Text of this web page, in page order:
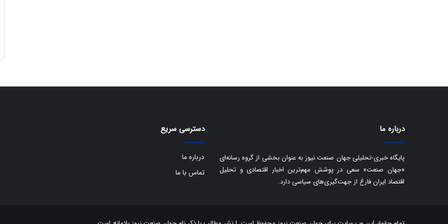
درباره ما
پایگاه خبری-تحلیلی جهان صنعت نیوز به عنوان بخشی از گروه رسانه‌ای
«جهان صنعت» سعی در پوشش مهم‌ترین اخبار اقتصادی و تحلیل
اقتصاد ایران فارغ از جهت‌گیری‌های سیاسی دارد.
دسترسی سریع
درباره ما
تماس با ما